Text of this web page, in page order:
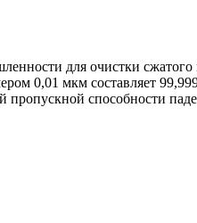
для очистки сжатого
0,01 мкм составляет
способности